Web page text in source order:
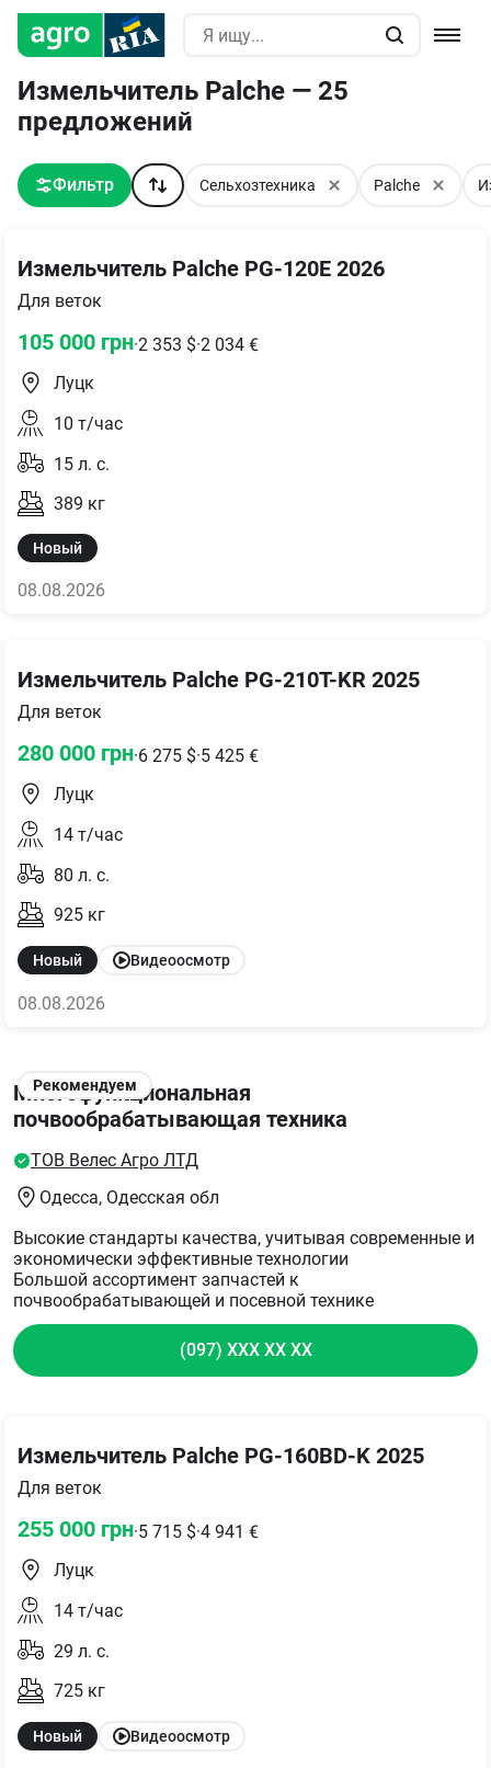
Измельчитель Palche — 25
предложений
Фильтр Сельхозтехника Palche
Измельчитель Palche PG-120E 2026
Для веток
105 000 грн·2 353 $·2 034 €
Луцк
10 т/час
15 л. с.
389 кг
Новый
08.08.2026
Измельчитель Palche PG-210T-KR 2025
Для веток
280 000 грн·6 275 $·5 425 €
Луцк
14 т/час
80 л. с.
925 кг
Новый Видеоосмотр
08.08.2026
Измельчитель Palche PG-160BD-K 2025
Для веток
255 000 грн·5 715 $·4 941 €
Луцк
14 т/час
29 л. с.
725 кг
Новый Видеоосмотр
Рекомендуем
Многофункциональная
почвообрабатывающая техника
ТОВ Велес Агро ЛТД
Одесса, Одесская обл
Высокие стандарты качества, учитывая современные и
экономически эффективные технологии
Большой ассортимент запчастей к
почвообрабатывающей и посевной технике
(097) XXX XX XX